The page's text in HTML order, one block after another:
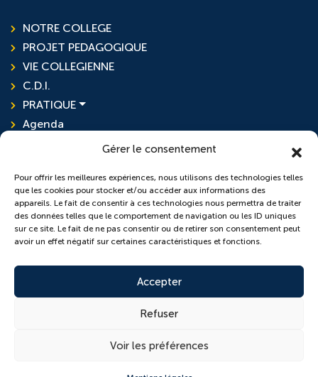
Gérer le consentement
Pour offrir les meilleures expériences, nous utilisons des technologies telles
que les cookies pour stocker et/ou accéder aux informations des
appareils. Le fait de consentir à ces technologies nous permettra de traiter
des données telles que le comportement de navigation ou les ID uniques
sur ce site. Le fait de ne pas consentir ou de retirer son consentement peut
avoir un effet négatif sur certaines caractéristiques et fonctions.
Accepter
Refuser
Voir les préférences
NOTRE COLLEGE
PROJET PEDAGOGIQUE
VIE COLLEGIENNE
C.D.I.
PRATIQUE
Agenda
L'ensemble scolaire
École Sainte-Anne
Plan du site Mentions légales
Politique de confidentialité